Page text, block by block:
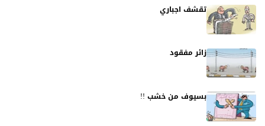
تقشف اجباري
زائر مفقود
بسيوف من خشب !!